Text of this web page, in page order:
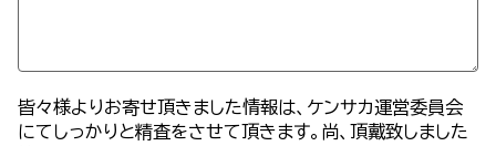
皆々様よりお寄せ頂きました情報は、ケンサカ運営委員会
にてしっかりと精査をさせて頂きます。尚、頂戴致しました